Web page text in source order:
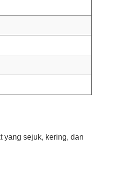
yang sejuk, kering, dan